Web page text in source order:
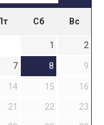
Сб Вс
1
2
7 8
9
14 15
16
21 22
23